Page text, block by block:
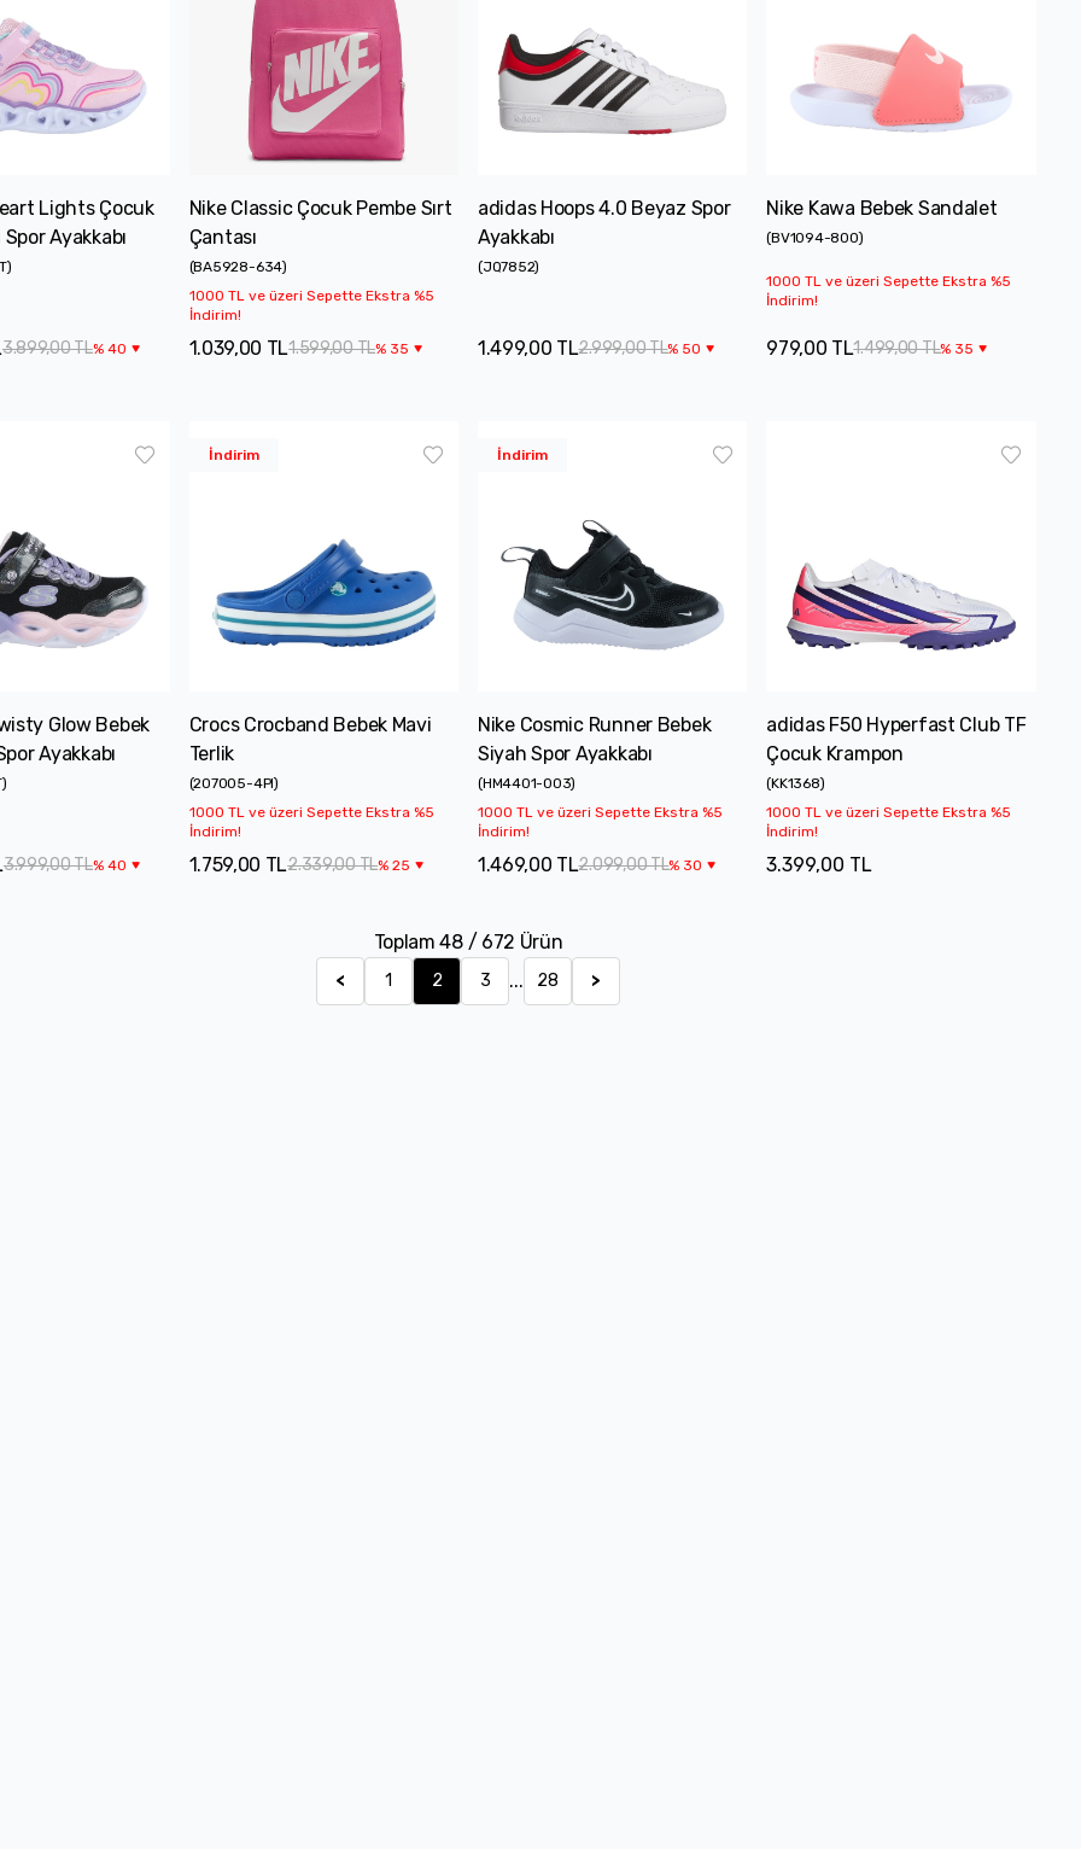
Lights Çocuk
Spor Ayakkabı
)
3.899,00 TL% 40
Nike Classic Çocuk Pembe Sırt
Çantası
(BA5928-634)
1000 TL ve üzeri Sepette Ekstra %5
İndirim!
1.599,00 TL% 35
1.039,00 TL
adidas Hoops 4.0 Beyaz Spor
Ayakkabı
(JQ7852)
2.999,00 TL% 50
1.499,00 TL
Nike Kawa Bebek Sandalet
(BV1094-800)
1000 TL ve üzeri Sepette Ekstra %5
İndirim!
1.499,00 TL% 35
979,00 TL
Glow Bebek
Ayakkabı
)
3.999,00 TL% 40
İndirim
Crocs Crocband Bebek Mavi
Terlik
(207005-4PI)
1000 TL ve üzeri Sepette Ekstra %5
İndirim!
2.339,00 TL%25
1.759,00 TL
İndirim
Nike Cosmic Runner Bebek
Siyah Spor Ayakkabı
(HM4401-003)
1000 TL ve üzeri Sepette Ekstra %5
İndirim!
2.099,00 TL% 30
1.469,00 TL
adidas F50 Hyperfast Club TF
Çocuk Krampon
(KK1368)
1000 TL ve üzeri Sepette Ekstra %5
İndirim!
3.399,00 TL
Toplam 48 / 672 Ürün
< 1 2 3 ... 28 >